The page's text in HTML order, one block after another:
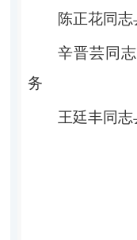
陈正花同志
辛晋芸同
务
王廷丰同志